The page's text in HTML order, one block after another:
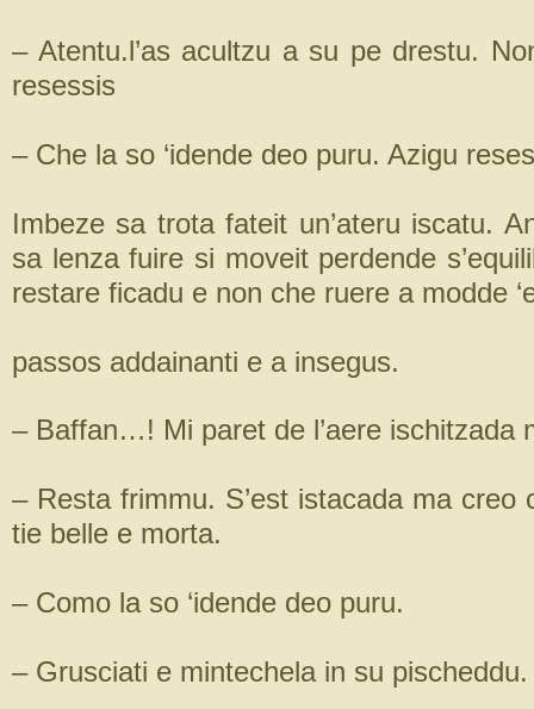
– Atentu.l’as acultzu a su pe drestu.
resessis
– Che la so ‘idende deo puru. Azigu
Imbeze sa trota fateit un’ateru iscatu.
sa lenza fuire si moveit perdende
restare ficadu e non che ruere a modde
passos addainanti e a insegus.
– Baffan…! Mi paret de l’aere ischitzada
– Resta frimmu. S’est istacada ma creo
tie belle e morta.
– Como la so ‘idende deo puru.
– Grusciati e mintechela in su pischeddu.